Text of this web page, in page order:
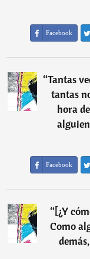
Facebook
“Tantas
tantas
hora
Facebook
“[¿Y
Como